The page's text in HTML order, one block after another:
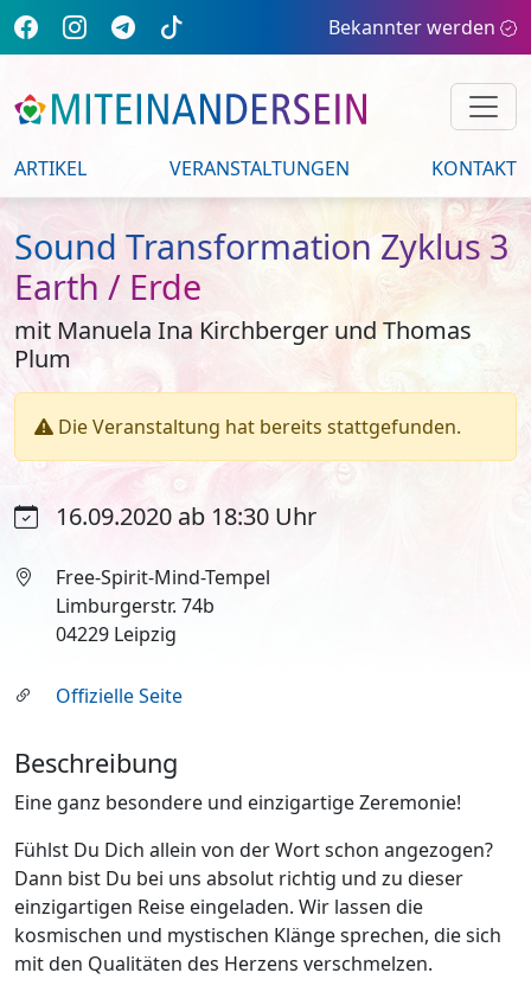
Bekannter werden
ARTIKEL VERANSTALTUNGEN KONTAKT
Sound Transformation Zyklus 3
Earth / Erde
mit Manuela Ina Kirchberger und Thomas
Plum
Die Veranstaltung hat bereits stattgefunden.
16.09.2020 ab 18:30 Uhr
Free-Spirit-Mind-Tempel
Limburgerstr. 74b
04229 Leipzig
Offizielle Seite
Beschreibung
Eine ganz besondere und einzigartige Zeremonie!
Fühlst Du Dich allein von der Wort schon angezogen?
Dann bist Du bei uns absolut richtig und zu dieser
einzigartigen Reise eingeladen. Wir lassen die
kosmischen und mystischen Klänge sprechen, die sich
mit den Qualitäten des Herzens verschmelzen.